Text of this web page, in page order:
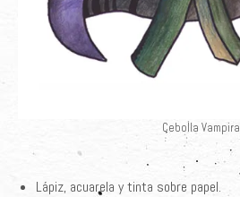
Cebolla Vampira
Lápiz, acuarela y tinta sobre papel.